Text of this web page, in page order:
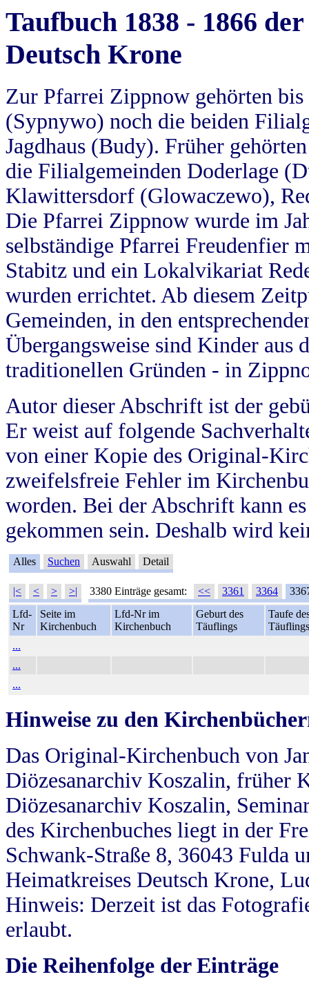
Taufbuch 1838 - 1866
Deutsch Krone
Zur Pfarrei Zippnow gehörten
(Sypnywo) noch die beiden
Jagdhaus (Budy). Früher
die Filialgemeinden Doderlage
Klawittersdorf (Glowaczewo),
Die Pfarrei Zippnow wurde im
selbständige Pfarrei Freudenfier
Stabitz und ein Lokalvikariat
wurden errichtet. Ab diesem
Gemeinden, in den
Übergangsweise sind Kinder aus
traditionellen Gründen - in
Autor dieser Abschrift ist der
Er weist auf folgende
von einer Kopie des Original-
zweifelsfreie Fehler im
worden. Bei der Abschrift kann
gekommen sein. Deshalb wird
Alles Suchen Auswahl Detail
|< < > >| 3380 Einträge gesamt: << 3361 3364
Lfd-
Nr
Seite im
Kirchenbuch
Lfd-Nr im
Kirchenbuch
Geburt des
Täuflings
Taufe
Täuflings
...
...
...
Hinweise zu den
Das Original-Kirchenbuch von
Diözesanarchiv Koszalin, früher
Diözesanarchiv Koszalin,
des Kirchenbuches liegt in der
Schwank-Straße 8, 36043 Fulda
Heimatkreises Deutsch Krone,
Hinweis: Derzeit ist das
erlaubt.
Die Reihenfolge der Einträge